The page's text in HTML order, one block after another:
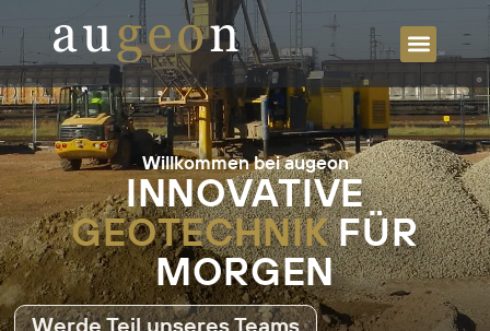
Willkommen bei augeon
INNOVATIVE
GEOTECHNIKFÜR
MORGEN
Werde Teil unseres Teams